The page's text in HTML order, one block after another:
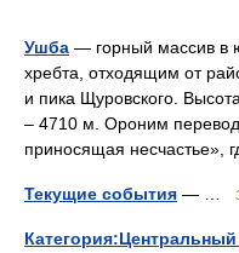
Ушба — горный массив в
хребта, отходящим от
и пика Щуровского.
– 4710 м. Ороним
приносящая несчастье»,
Текущие события — …
Категория:Центральный